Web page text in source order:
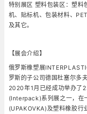
特别展区 塑料包装区：塑料
机、贴标机、包装材料、
及其它。
【展会介绍】
俄罗斯橡塑展
罗斯的子公司德国杜塞尔多
2020年1月已经成功举办了
(Interpack)系列展之一，在
(UPAKOVKA)及塑料橡胶